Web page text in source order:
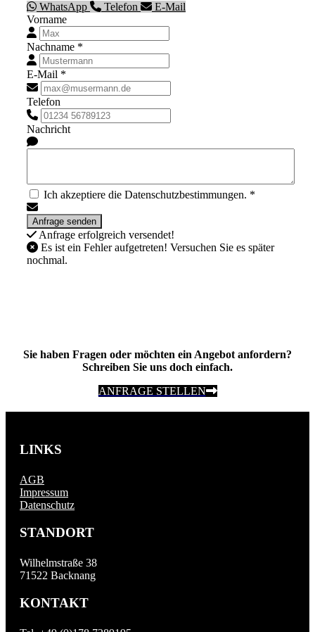
WhatsApp Telefon
E-Mail
Vorname
Nachname *
E-Mail *
Telefon
Nachricht
Ich akzeptiere die Datenschutzbestimmungen. *
Anfrage erfolgreich versendet!
Es ist ein Fehler aufgetreten! Versuchen Sie es später
nochmal.
Sie haben Fragen oder möchten ein Angebot anfordern?
Schreiben Sie uns doch einfach.
ANFRAGE STELLEN
LINKS
AGB
Impressum
Datenschutz
STANDORT
Wilhelmstraße 38
71522 Backnang
KONTAKT